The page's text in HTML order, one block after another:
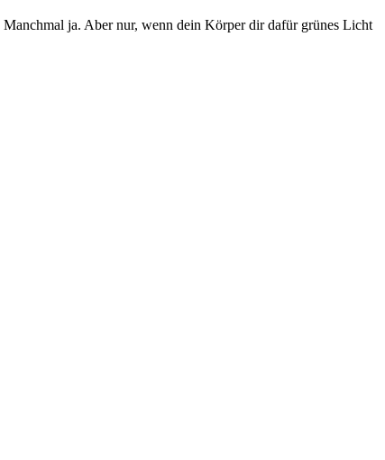
Manchmal ja. Aber nur, wenn dein Körper dir dafür grünes Licht